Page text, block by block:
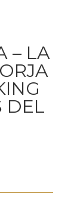
– LA
DEL